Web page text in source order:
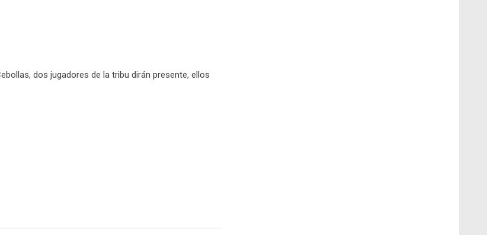
dos jugadores de la tribu dirán presente, ellos